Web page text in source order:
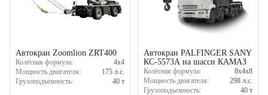
Автокран Zoomlion ZRT400
Колёсная формула:
4x4
Мощность двигателя:
175 л.с.
Грузоподъемность:
40 т
Автокран PALFINGER SANY
КС-5573А на шасси КАМАЗ
Колёсная формула:
8x4x8
Мощность двигателя:
298 л.с.
Грузоподъемность:
40 т